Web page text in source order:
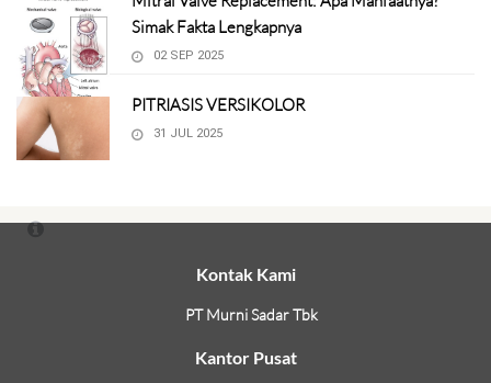
Simak Fakta Lengkapnya
02 SEP 2025
PITRIASIS VERSIKOLOR
31 JUL 2025
Kontak Kami
PT Murni Sadar Tbk
Kantor Pusat